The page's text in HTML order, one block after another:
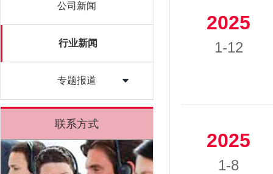
公司新闻
行业新闻
专题报道
联系方式
2025
1-12
2025
1-8